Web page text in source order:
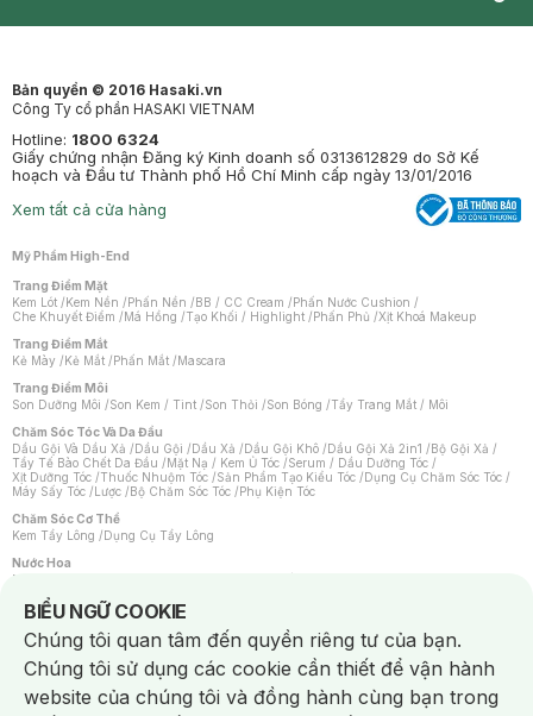
Bản quyền © 2016 Hasaki.vn
Công Ty cổ phần HASAKI VIETNAM
Hotline: 1800 6324
Giấy chứng nhận Đăng ký Kinh doanh số 0313612829 do Sở Kế
hoạch và Đầu tư Thành phố Hồ Chí Minh cấp ngày 13/01/2016
Xem tất cả cửa hàng
Mỹ Phẩm High-End
Trang Điểm Mặt
Kem Lót /Kem Nền /Phấn Nền /BB / CC Cream /Phấn Nước Cushion /
Che Khuyết Điểm /Má Hồng /Tạo Khối / Highlight /Phấn Phủ /Xịt Khoá Makeup
Trang Điểm Mắt
Kẻ Mày /Kẻ Mắt /Phấn Mắt /Mascara
Trang Điểm Môi
Son Dưỡng Môi /Son Kem / Tint /Son Thỏi /Son Bóng /Tẩy Trang Mắt / Môi
Chăm Sóc Tóc Và Da Đầu
Dầu Gội Và Dầu Xả /Dầu Gội /Dầu Xả /Dầu Gội Khô /Dầu Gội Xả 2in1 /Bộ Gội Xả /
Tẩy Tế Bào Chết Da Đầu /Mặt Nạ / Kem Ủ Tóc /Serum / Dầu Dưỡng Tóc /
Xịt Dưỡng Tóc /Thuốc Nhuộm Tóc /Sản Phẩm Tạo Kiểu Tóc /Dụng Cụ Chăm Sóc Tóc /
Máy Sấy Tóc /Lược /Bộ Chăm Sóc Tóc /Phụ Kiện Tóc
Chăm Sóc Cơ Thể
Kem Tẩy Lông /Dụng Cụ Tẩy Lông
Nước Hoa
Nước Hoa Nữ
Chăm Sóc Cá Nhân
Chống Muỗi /Khẩu Trang /Máy Massage/Mặt Nạ Xông Hơi /Nước Rửa Tay/
Sản Phẩm Chăm Sóc Khác /Bàn Chải Đánh Răng /Bàn Chải Điện/
Hỗ Trợ Trắng Răng/Kem Đánh Răng /Máy Tăm Nước/ Nước Súc Miệng/
Tăm / Chỉ Nha Khoa/ Xịt Thơm Miệng / Dung Dịch Vệ Sinh/Dưỡng Vùng Kín/
Khăn Ướt Vệ Sinh Vùng Kín/Băng Vệ Sinh/Tampon/Bọt Cạo Râu /Dao Cạo Râu/
Máy Cạo Râu
BIỂU NGỮ COOKIE
Notice about cookies usage
Chúng tôi quan tâm đến quyền riêng tư của bạn.
Chúng tôi sử dụng các cookie cần thiết để vận hành
website của chúng tôi và đồng hành cùng bạn trong